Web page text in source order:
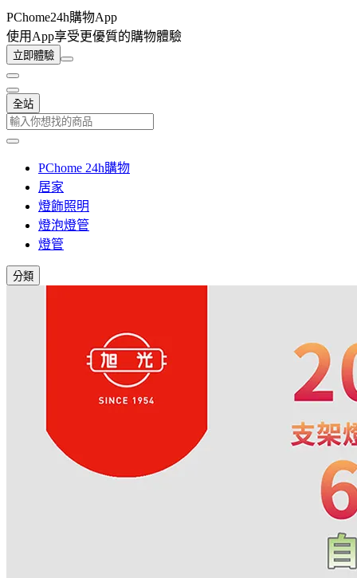
PChome24h購物App
使用App享受更優質的購物體驗
立即體驗
全站
PChome 24h購物
居家
燈飾照明
燈泡燈管
燈管
分類